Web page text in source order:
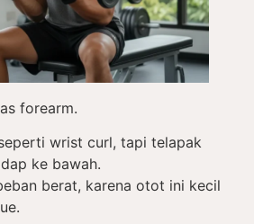
forearm.
wrist curl, tapi telapak
ke bawah.
berat, karena otot ini kecil